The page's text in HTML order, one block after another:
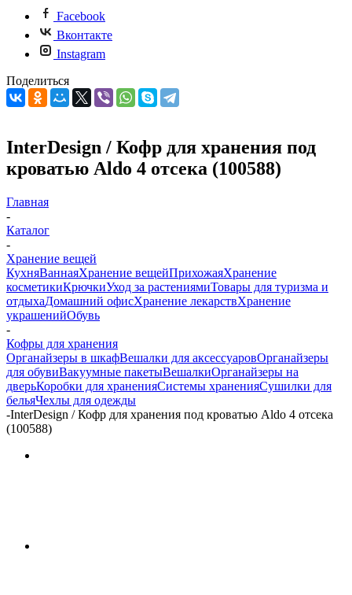
Facebook
Вконтакте
Instagram
Поделиться
InterDesign / Кофр для хранения под
кроватью Aldo 4 отсека (100588)
Главная
-
Каталог
-
Хранение вещей
КухняВаннаяХранение вещейПрихожаяХранение
косметикиКрючкиУход за растениямиТовары для туризма и
отдыхаДомашний офисХранение лекарствХранение
украшенийОбувь
-
Кофры для хранения
Органайзеры в шкафВешалки для аксессуаровОрганайзеры
для обувиВакуумные пакетыВешалкиОрганайзеры на
дверьКоробки для храненияСистемы храненияСушилки для
бельяЧехлы для одежды
-InterDesign / Кофр для хранения под кроватью Aldo 4 отсека
(100588)